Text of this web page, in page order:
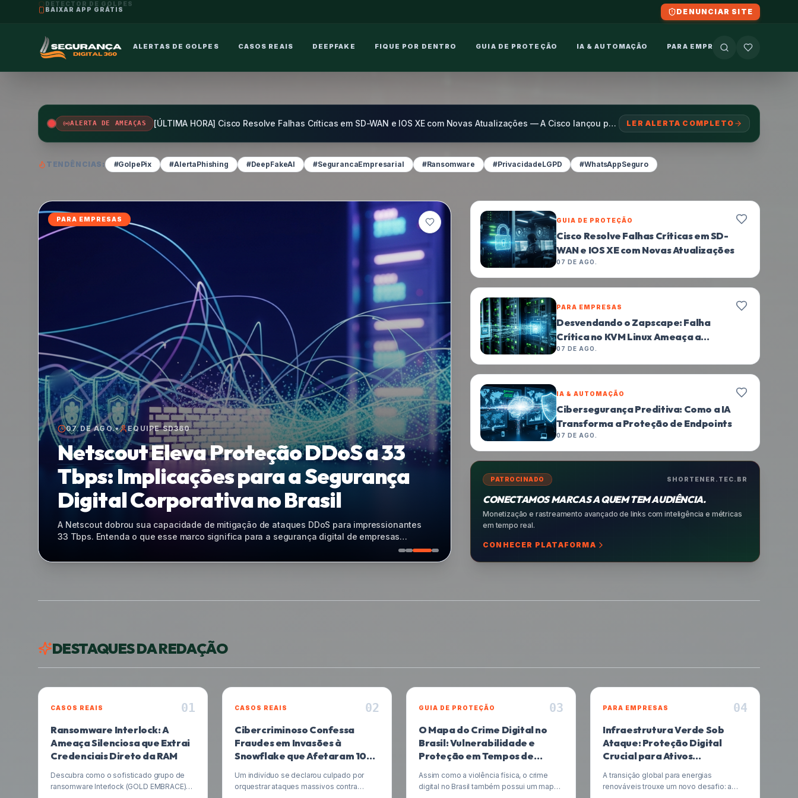
DETECTOR DE GOLPES DENUNCIAR SITE
ALERTAS DE GOLPES CASOS REAIS DEEPFAKE FIQUE POR DENTRO GUIA DE PROTEÇÃO IA & AUTOMAÇÃO PARA EMPRESAS
ALERTA DE AMEAÇAS [ÚLTIMA HORA] Cisco Resolve Falhas Críticas em SD-WAN e IOS XE com Novas Atualizações — A Cisco lançou patches essenciais para sanar múltiplas vulnerabilidades críticas em seus s... LER ALERTA COMPLETO
TENDÊNCIAS: #GolpePix #AlertaPhishing #DeepFakeAI #SegurancaEmpresarial #Ransomware #PrivacidadeLGPD #WhatsAppSeguro
IA & AUTOMAÇÃO
07 DE AGO.• EQUIPE SD360
Cibersegurança Preditiva: Como a IA
Transforma a Proteção de Endpoints
A Ivanti eleva o patamar da cibersegurança corporativa com a integração de Inteligência
Artificial em sua plataforma Ivanti Neurons, focando na prevenção proativa de riscos em
endpoints. Este avanço representa uma mudança de paradigma, indo além da detecção
para antecipar e remediar ameaças de forma autônoma. Entenda como essa tecnologia
GUIA DE PROTEÇÃO
Cisco Resolve Falhas Críticas em SD-
WAN e IOS XE com Novas Atualizações
07 DE AGO.
PARA EMPRESAS
Desvendando o Zapscape: Falha
Crítica no KVM Linux Ameaça a
Integridade de Hosts Virtuais
07 DE AGO.
PARA EMPRESAS
Netscout Eleva Proteção DDoS a 33
Tbps: Implicações para a Segurança
Digital Corporativa no Brasil
07 DE AGO.
PATROCINADO SHORTENER.TEC.BR
CONECTAMOS MARCAS A QUEM TEM AUDIÊNCIA.
Monetização e rastreamento avançado de links com inteligência e métricas
em tempo real.
CONHECER PLATAFORMA
DESTAQUES DA REDAÇÃO
CASOS REAIS 01
Ransomware Interlock: A
Ameaça Silenciosa que Extrai
Credenciais Direto da RAM
Descubra como o sofisticado grupo de
ransomware Interlock (GOLD EMBRACE)
CASOS REAIS 02
Cibercriminoso Confessa
Fraudes em Invasões à
Snowflake que Afetaram 100
Milhões de Pessoas
Um indivíduo se declarou culpado por
orquestrar ataques massivos contra
GUIA DE PROTEÇÃO 03
O Mapa do Crime Digital no
Brasil: Vulnerabilidade e
Proteção em Tempos de
Desigualdade
Assim como a violência física, o crime
digital no Brasil também possui um mapa
PARA EMPRESAS 04
Infraestrutura Verde Sob
Ataque: Proteção Digital
Crucial para Ativos
A transição global para energias
renováveis trouxe um novo desafio: a